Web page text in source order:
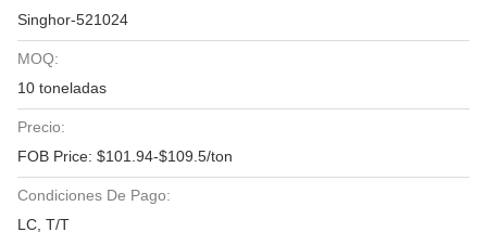
Singhor-521024
MOQ:
10 toneladas
Precio:
FOB Price: $101.94-$109.5/ton
Condiciones De Pago:
LC, T/T